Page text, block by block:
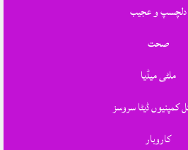
دلچسپ و عجیب
صحت
ملٹی میڈیا
کمپنیوں ڈیٹا سروسز
کاروبار